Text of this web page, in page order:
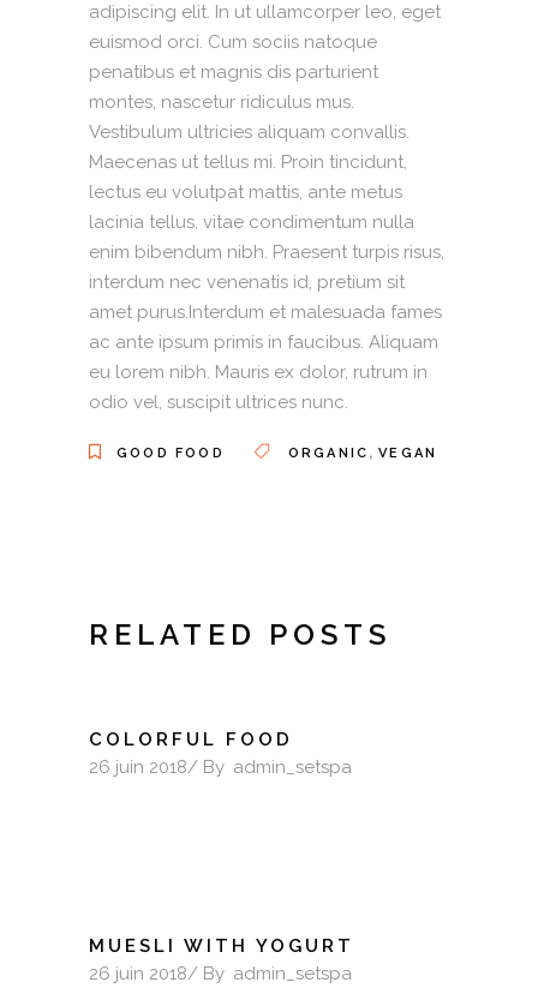
adipiscing elit. In ut ullamcorper leo, eget
euismod orci. Cum sociis natoque
penatibus et magnis dis parturient
montes, nascetur ridiculus mus.
Vestibulum ultricies aliquam convallis.
Maecenas ut tellus mi. Proin tincidunt,
lectus eu volutpat mattis, ante metus
lacinia tellus, vitae condimentum nulla
enim bibendum nibh. Praesent turpis risus,
interdum nec venenatis id, pretium sit
amet purus.Interdum et malesuada fames
ac ante ipsum primis in faucibus. Aliquam
eu lorem nibh. Mauris ex dolor, rutrum in
odio vel, suscipit ultrices nunc.
GOOD FOOD ORGANIC ,VEGAN
RELATED POSTS
COLORFUL FOOD
26 juin 2018
By admin_setspa
MUESLI WITH YOGURT
26 juin 2018
By admin_setspa